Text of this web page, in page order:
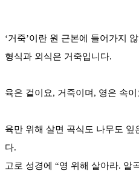
‘거죽’이란 원 근본에 들어가지
형식과 외식은 거죽입니다.
육은 겉이요, 거죽이며, 영은 속
육만 위해 살면 곡식도 나무도 잎
다.
고로 성경에 “영 위해 살아라. 알